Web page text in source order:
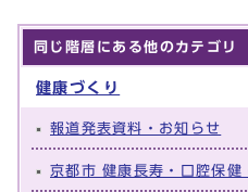
同じ階層にある他のカテゴリ
健康づくり
報道発表資料・お知らせ
京都市 健康長寿・口腔保健